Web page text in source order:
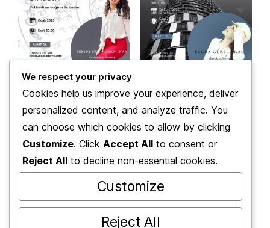
Doğum Haritası ve
Sinastri – Yol Haritası
Doğum İle Başlar
3.850,00 Orijinal
fiyat:
₺2.900,00Şu
andaki
₺2.900,00.
Sepete Ekle
Bir Mimarlık Sanatı
Devamını oku
Kayıt Ol
We respect your privacy
Cookies help us improve your experience, deliver
personalized content, and analyze traffic. You
can choose which cookies to allow by clicking
Customize. Click Accept All to consent or
Reject All to decline non-essential cookies.
Customize
Reject All